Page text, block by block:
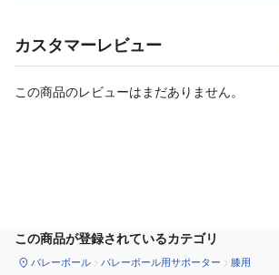
カスタマーレビュー
この商品のレビューはまだありません。
この商品が登録されているカテゴリ
バレーボール バレーボール用サポーター 膝用